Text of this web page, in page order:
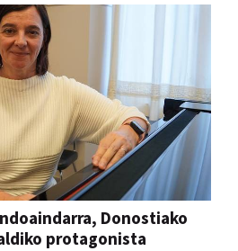
Donostiako
protagonista